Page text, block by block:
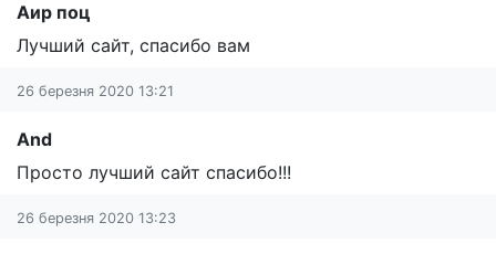
Аир поц
Лучший сайт, спасибо вам
26 березня 2020 13:21
And
Просто лучший сайт спасибо!!!
26 березня 2020 13:23